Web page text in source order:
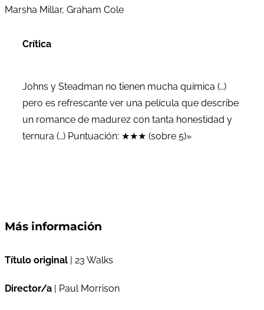
Marsha Millar, Graham Cole
Crítica
Johns y Steadman no tienen mucha química (…)
pero es refrescante ver una película que describe
un romance de madurez con tanta honestidad y
ternura (…) Puntuación: ★★★ (sobre 5)»
Más información
Título original | 23 Walks
Director/a | Paul Morrison